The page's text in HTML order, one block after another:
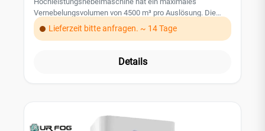
Vernebelungsvolumen von 4500 m³ pro Auslösung. Die
maximale Vernebelungszeit pro Auslösung beträgt 200
Sekunden. Die Vernebelungszeit kann individuell auf die
maximale Tankvolumen von 5000ml ist ausreichend für
haben 4 Eingänge und 5 Ausgänge.Technische Daten:
Verneblungsvolumen (pro Auslösung): 4500 m³
Lieferzeit bitte anfragen. ~ 14 Tage
Details